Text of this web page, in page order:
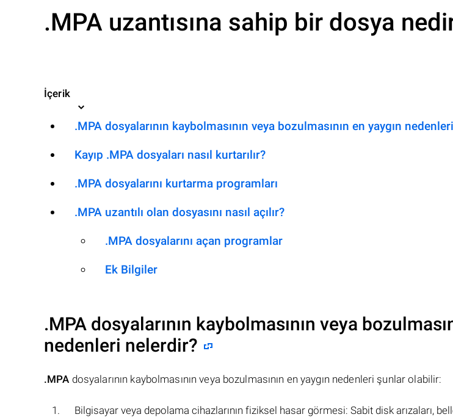
.MPA uzantısına sahip bir dosya
İçerik
.MPA dosyalarının kaybolmasının veya bozulmasının en yaygın
Kayıp .MPA dosyaları nasıl kurtarılır?
.MPA dosyalarını kurtarma programları
.MPA uzantılı olan dosyasını nasıl açılır?
.MPA dosyalarını açan programlar
Ek Bilgiler
.MPA dosyalarının kaybolmasının veya
nedenleri nelerdir?
.MPA dosyalarının kaybolmasının veya bozulmasının en yaygın nedenleri şunlar olabilir:
Bilgisayar veya depolama cihazlarının fiziksel hasar görmesi: Sabit disk arızaları,